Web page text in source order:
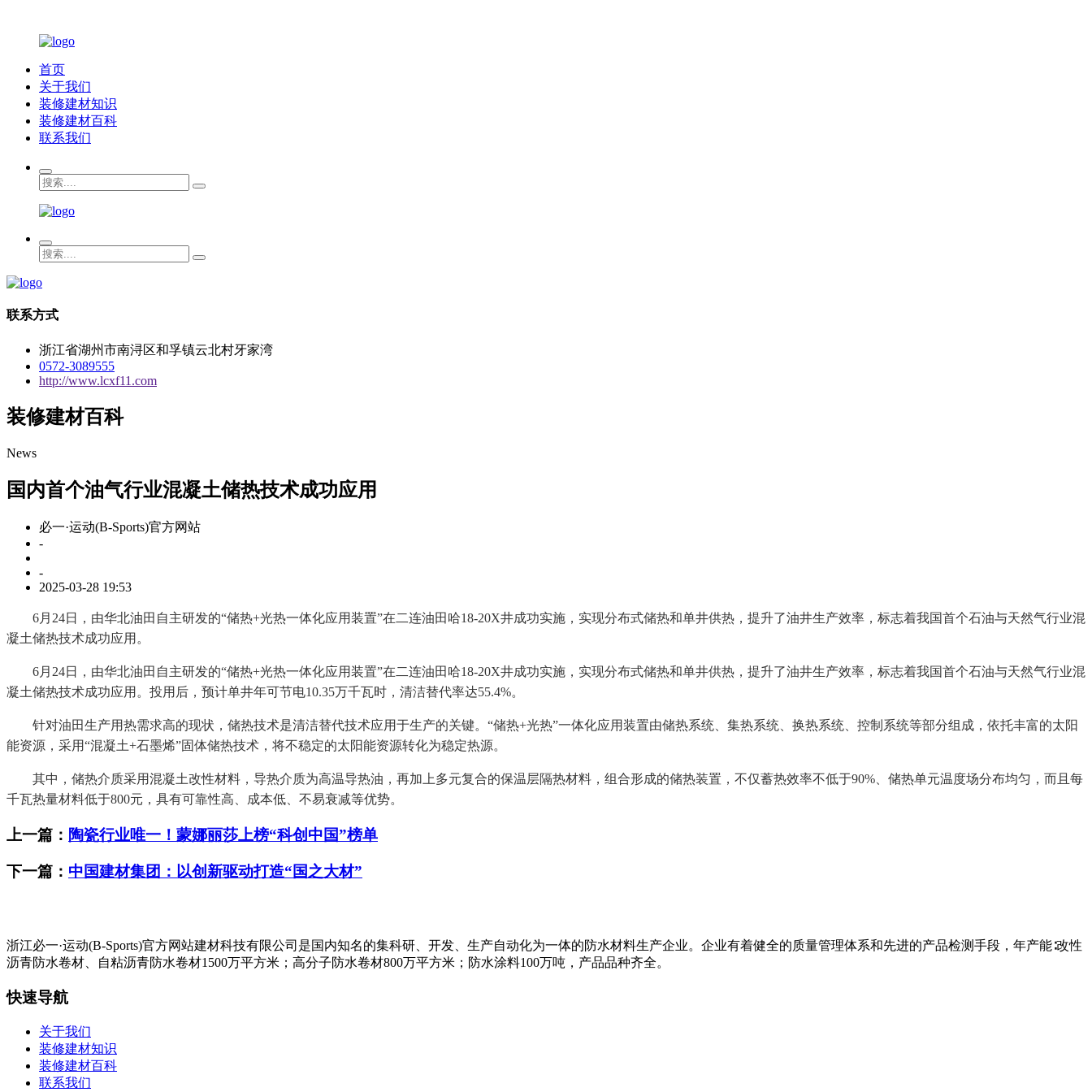
首页
关于我们
装修建材知识
装修建材百科
联系我们
联系方式
浙江省湖州市南浔区和孚镇云北村牙家湾
0572-3089555
http://www.lcxf11.com
装修建材百科
News
国内首个油气行业混凝土储热技术成功应用
必一·运动(B-Sports)官方网站
-
-
2025-03-28 19:53
6月24日，由华北油田自主研发的“储热+光热一体化应用装置”在二连油田哈18-20X井成功实施，实现分布式储热和单井供热，提升了油井生产效率，标志着我国首个石油与天然气行业混
凝土储热技术成功应用。
6月24日，由华北油田自主研发的“储热+光热一体化应用装置”在二连油田哈18-20X井成功实施，实现分布式储热和单井供热，提升了油井生产效率，标志着我国首个石油与天然气行业混
凝土储热技术成功应用。投用后，预计单井年可节电10.35万千瓦时，清洁替代率达55.4%。
针对油田生产用热需求高的现状，储热技术是清洁替代技术应用于生产的关键。“储热+光热”一体化应用装置由储热系统、集热系统、换热系统、控制系统等部分组成，依托丰富的太阳
能资源，采用“混凝土+石墨烯”固体储热技术，将不稳定的太阳能资源转化为稳定热源。
其中，储热介质采用混凝土改性材料，导热介质为高温导热油，再加上多元复合的保温层隔热材料，组合形成的储热装置，不仅蓄热效率不低于90%、储热单元温度场分布均匀，而且每
千瓦热量材料低于800元，具有可靠性高、成本低、不易衰减等优势。
上一篇： 陶瓷行业唯一！蒙娜丽莎上榜“科创中国”榜单
下一篇： 中国建材集团：以创新驱动打造“国之大材”
浙江必一·运动(B-Sports)官方网站建材科技有限公司是国内知名的集科研、开发、生产自动化为一体的防水材料生产企业。企业有着健全的质量管理体系和先进的产品检测手段，年产能∶改性
沥青防水卷材、自粘沥青防水卷材1500万平方米；高分子防水卷材800万平方米；防水涂料100万吨，产品品种齐全。
快速导航
关于我们
装修建材知识
装修建材百科
联系我们